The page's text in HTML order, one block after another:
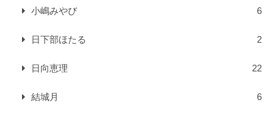
小嶋みやび 6
日下部ほたる 2
日向恵理 22
結城月 6